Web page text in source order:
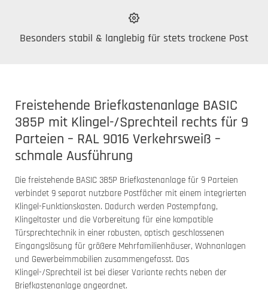
Besonders stabil & langlebig für stets trockene Post
Freistehende Briefkastenanlage BASIC
385P mit Klingel-/Sprechteil rechts für 9
Parteien – RAL 9016 Verkehrsweiß –
schmale Ausführung
Die freistehende BASIC 385P Briefkastenanlage für 9 Parteien
verbindet 9 separat nutzbare Postfächer mit einem integrierten
Klingel-Funktionskasten. Dadurch werden Postempfang,
Klingeltaster und die Vorbereitung für eine kompatible
Türsprechtechnik in einer robusten, optisch geschlossenen
Eingangslösung für größere Mehrfamilienhäuser, Wohnanlagen
und Gewerbeimmobilien zusammengefasst. Das
Klingel-/Sprechteil ist bei dieser Variante rechts neben der
Briefkastenanlage angeordnet.